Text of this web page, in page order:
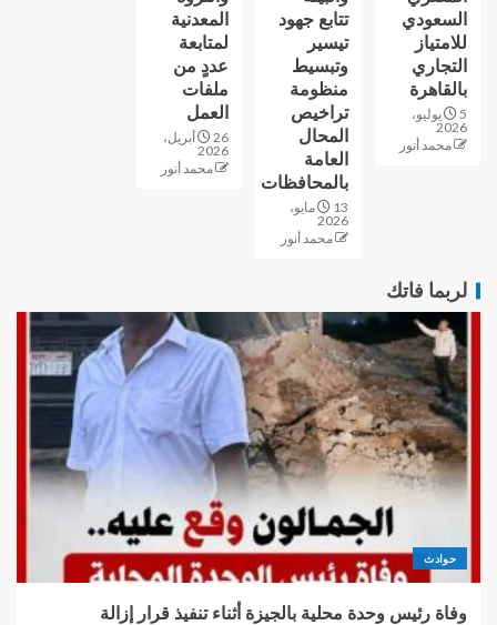
السعودي
للامتياز
التجاري
بالقاهرة
5 يوليو،
2026
محمد أنور
تتابع جهود
تيسير
وتبسيط
منظومة
تراخيص
المحال
العامة
بالمحافظات
13 مايو،
2026
محمد أنور
المعدنية
لمتابعة
عددٍ من
ملفات
العمل
26 أبريل،
2026
محمد أنور
لربما فاتك
حوادث
وفاة رئيس وحدة محلية بالجيزة أثناء تنفيذ قرار إزالة